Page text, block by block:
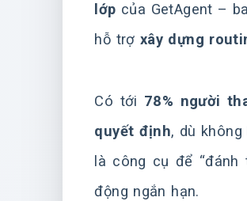
lớp của GetAgent –
hỗ trợ xây dựng
Có tới 78% người
quyết định, dù
là công cụ để
động ngắn hạn.